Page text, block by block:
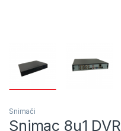
Snimači
Snimac 8u1 DVR